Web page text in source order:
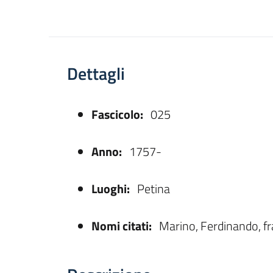
Dettagli
Fascicolo: 025
Anno: 1757-
Luoghi: Petina
Nomi citati: Marino, Ferdinando,